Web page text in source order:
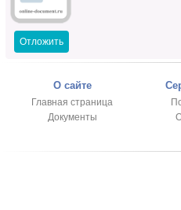
Отложить
О сайте
Главная страница
Документы